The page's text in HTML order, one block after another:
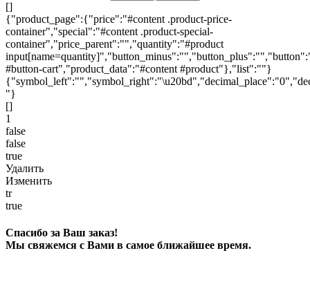
[]
{"product_page":{"price":"#content .product-price-
container","special":"#content .product-special-
container","price_parent":"","quantity":"#product
#button-cart","product_data":"#content #product"},"list":""}
"}
[]
1
false
false
true
Удалить
Изменить
tr
true
Спасибо за Ваш заказ!
Мы свяжемся с Вами в самое ближайшее время.